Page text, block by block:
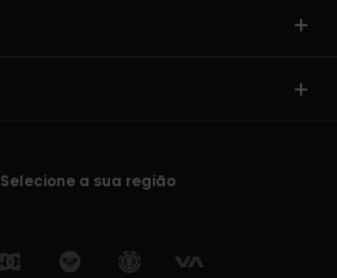
Selecione a sua região